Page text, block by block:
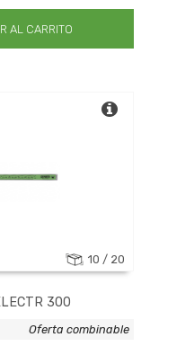
AL CARRITO
10 / 20
300
Oferta combinable